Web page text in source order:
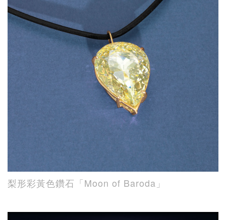
梨形彩黃色鑽石「Moon of Baroda」